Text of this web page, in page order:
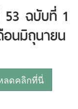
ฉบับที่ 1
นมิถุนายน
ลดคลิกที่นี่